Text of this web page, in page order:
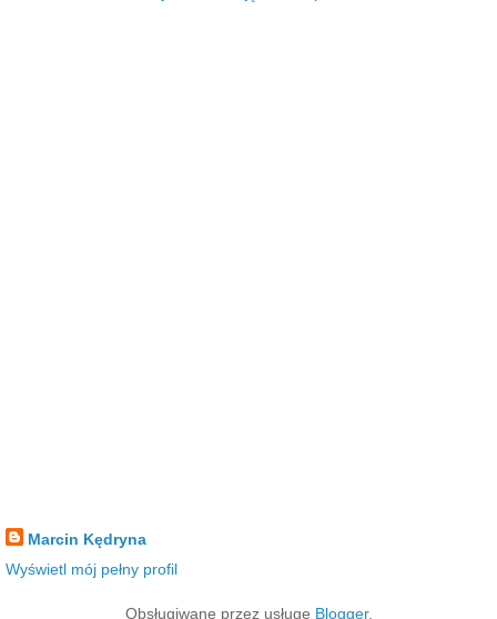
Marcin Kędryna
Wyświetl mój pełny profil
Obsługiwane przez usługę Blogger.